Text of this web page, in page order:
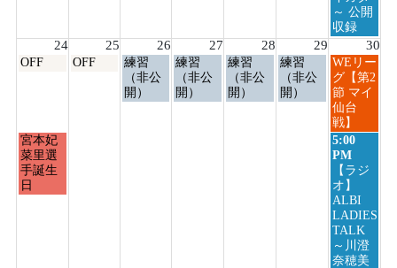
～ 公開
収録
24 25 26 27 28 29 30
月
24th
2026
OFF
火
OFF
水
曜
日,
練習
（非公
開）
木
曜
日,
練習
（非公
開）
金
曜
日,
練習
（非公
開）
土
曜
日,
練習
（非公
開）
日
曜
日,
8
月
30th
2026
WEリー
グ【第2
節 マイ
仙台
戦】
月
曜
日,
8
宮本妃
菜里選
手誕生
日
日
曜
日,
8
月
30th
2026
5:00
PM
【ラジ
オ】
ALBI
LADIES
TALK
～川澄
奈穂美